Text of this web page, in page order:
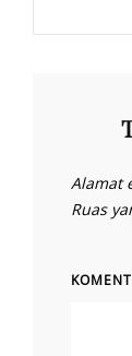
Alamat
Ruas